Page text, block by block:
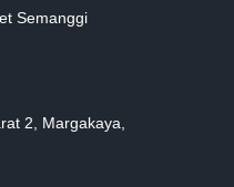
Semanggi
2, Margakaya,